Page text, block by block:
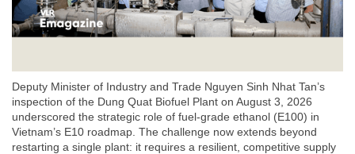
Deputy Minister of Industry and Trade Nguyen Sinh Nhat Tan’s
inspection of the Dung Quat Biofuel Plant on August 3, 2026
underscored the strategic role of fuel-grade ethanol (E100) in
Vietnam’s E10 roadmap. The challenge now extends beyond
restarting a single plant: it requires a resilient, competitive supply